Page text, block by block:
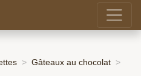
Gâteaux au chocolat